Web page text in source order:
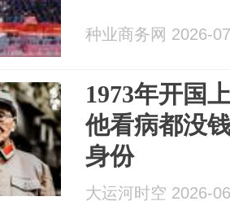
种业商务网 2026-
1973年开国
他看病都没
身份
大运河时空 2026-